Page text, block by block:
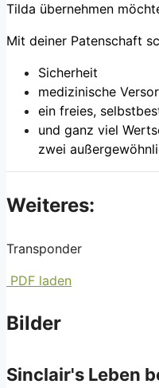
Tilda übernehmen
Mit deiner Patenschaft
Sicherheit
medizinische
ein freies,
und ganz viel
zwei
Weiteres:
Transponder
PDF laden
Bilder
Sinclair's Leben